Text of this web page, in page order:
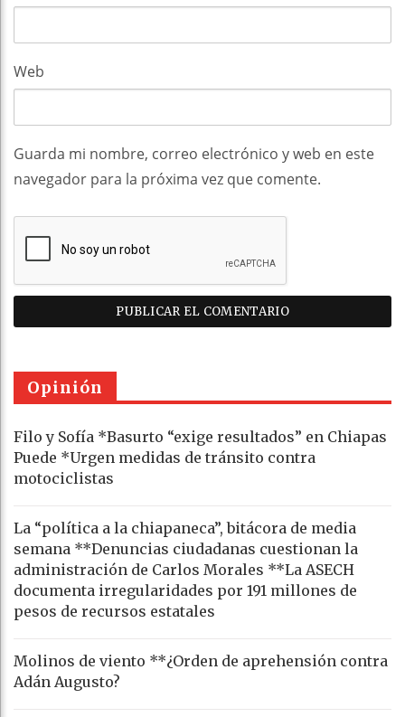
Web
Guarda mi nombre, correo electrónico y web en este
navegador para la próxima vez que comente.
Opinión
Filo y Sofía *Basurto “exige resultados” en Chiapas
Puede *Urgen medidas de tránsito contra
motociclistas
La “política a la chiapaneca”, bitácora de media
semana **Denuncias ciudadanas cuestionan la
administración de Carlos Morales **La ASECH
documenta irregularidades por 191 millones de
pesos de recursos estatales
Molinos de viento **¿Orden de aprehensión contra
Adán Augusto?